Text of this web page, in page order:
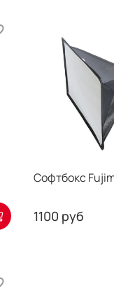
Софтбокс
1100 руб